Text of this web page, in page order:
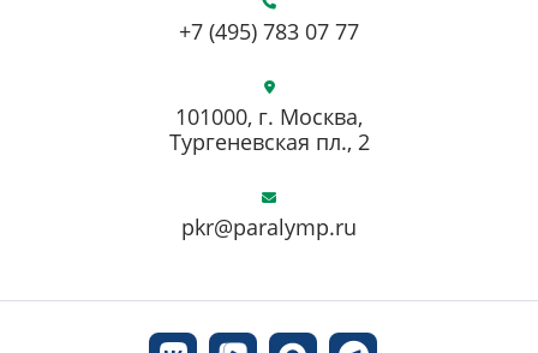
+7 (495) 783 07 77
pkr@paralymp.ru
101000, г. Москва,
Тургеневская пл., 2